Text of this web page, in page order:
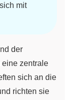
mit
der
zentrale
sich an die
richten sie